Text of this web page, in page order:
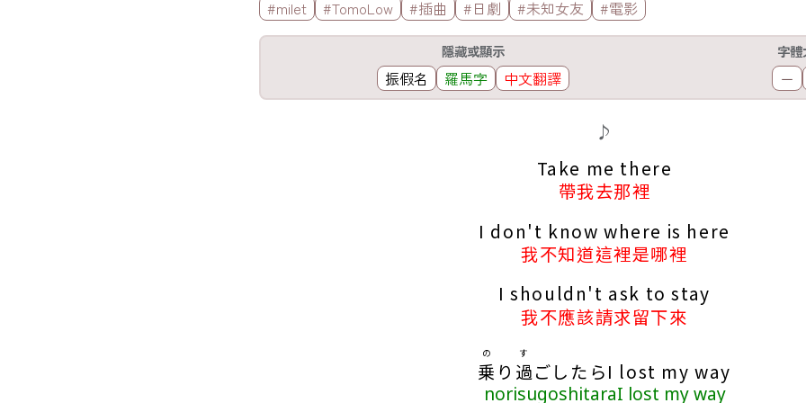
標籤欄
#milet #TomoLow #插曲 #日劇 #未知女友 #電影
隱藏或顯示
振假名 羅馬字 中文翻譯
字
－
♪
Take me there
帶我去那裡
I don't know where is here
我不知道這裡是哪裡
I shouldn't ask to stay
我不應該請求留下來
乗
の
り 過
す
ごしたらI lost my way
norisugoshitaraI lost my way